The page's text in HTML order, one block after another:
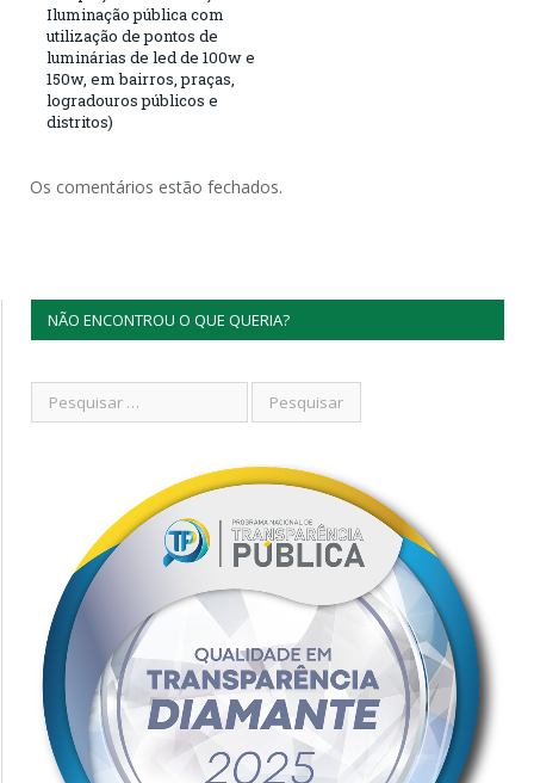
Iluminação pública com
utilização de pontos de
luminárias de led de 100w e
150w, em bairros, praças,
logradouros públicos e
distritos)
Os comentários estão fechados.
NÃO ENCONTROU O QUE QUERIA?